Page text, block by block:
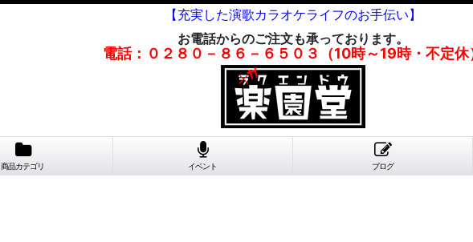
【充実した演歌カラオケライフのお手伝い】
お電話からのご注文も承っております。
電話：０２８０－８６－６５０３（10時～19時・不定休
商品カテゴリ イベント ブログ